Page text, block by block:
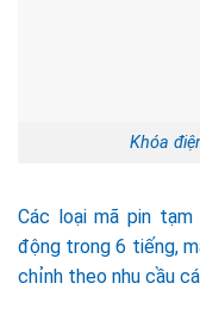
Khóa
Các loại mã pin
động trong 6 tiếng,
chỉnh theo nhu cầu cá